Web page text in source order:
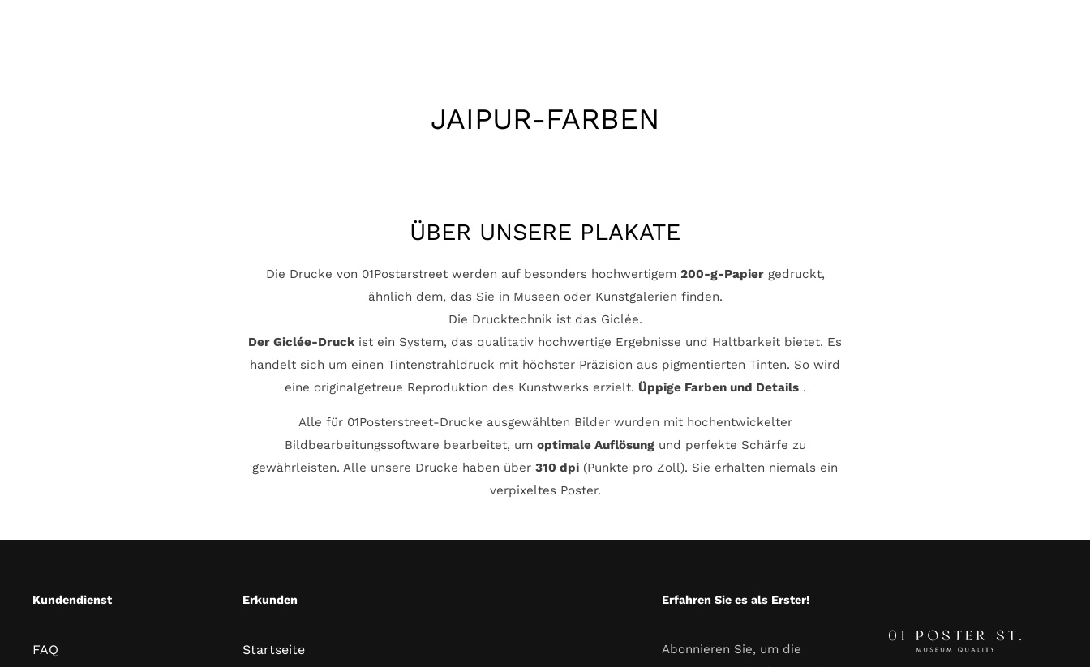
Kategorie:
JAIPUR-FARBEN
ÜBER UNSERE PLAKATE
Die Drucke von 01Posterstreet werden auf besonders hochwertigem 200-g-Papiergedruckt,
ähnlich dem, das Sie in Museen oder Kunstgalerien finden.
Die Drucktechnik ist das Giclée.
Der Giclée-Druck ist ein System, das qualitativ hochwertige Ergebnisse und Haltbarkeit bietet. Es
handelt sich um einen Tintenstrahldruck mit höchster Präzision aus pigmentierten Tinten. So wird
eine originalgetreue Reproduktion des Kunstwerks erzielt. Üppige Farben und Details.
Alle für 01Posterstreet-Drucke ausgewählten Bilder wurden mit hochentwickelter
Bildbearbeitungssoftware bearbeitet, um optimale Auflösungund perfekte Schärfe zu
gewährleisten. Alle unsere Drucke haben über 310 dpi (Punkte pro Zoll). Sie erhalten niemals ein
verpixeltes Poster.
Kundendienst
FAQ
Erkunden
Startseite
Erfahren Sie es als Erster!
Abonnieren Sie, um die